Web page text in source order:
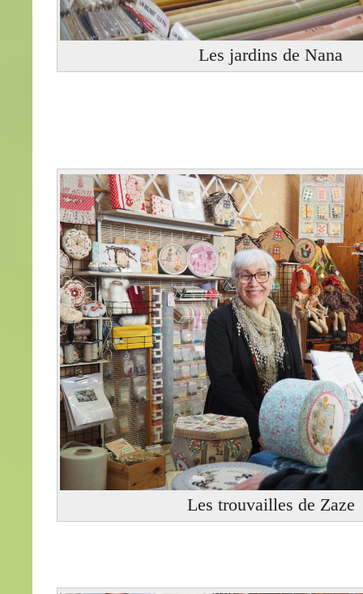
Les jardins de Nana
Les trouvailles de Zaze